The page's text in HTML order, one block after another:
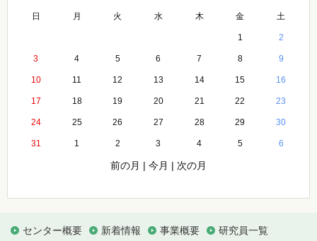
日 月 火 水 木 金 土
1 2
3 4 5 6 7 8 9
10 11 12 13 14 15 16
17 18 19 20 21 22 23
24 25 26 27 28 29 30
31 1 2 3 4 5 6
前の月 | 今月 | 次の月
センター概要 新着情報 事業概要 研究員一覧